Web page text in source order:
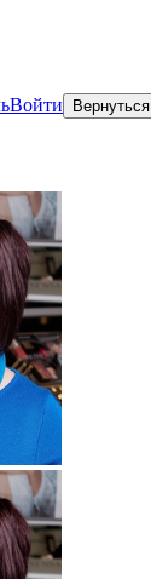
Войти Вернуться